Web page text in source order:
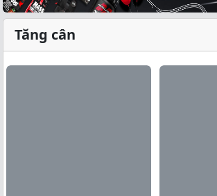
Tăng cân